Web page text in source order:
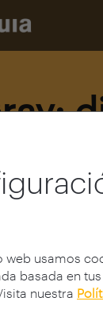
web usamos
basada en
nuestra
vivir